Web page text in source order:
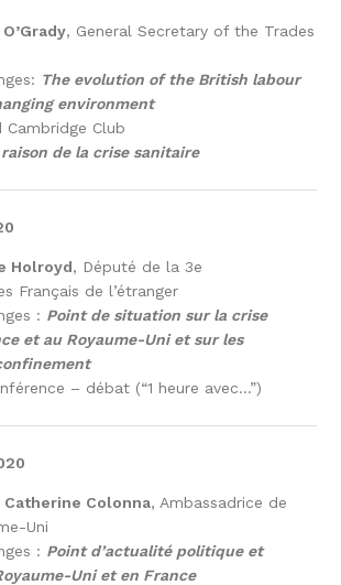
, General Secretary of the Trades
The evolution of the British labour
environment
Cambridge Club
de la crise sanitaire
Holroyd, Député de la 3e
Français de l’étranger
: Point de situation sur la crise
et au Royaume-Uni et sur les
– débat (“1 heure avec…”)
Catherine Colonna, Ambassadrice de
Uni
: Point d’actualité politique et
Uni et en France